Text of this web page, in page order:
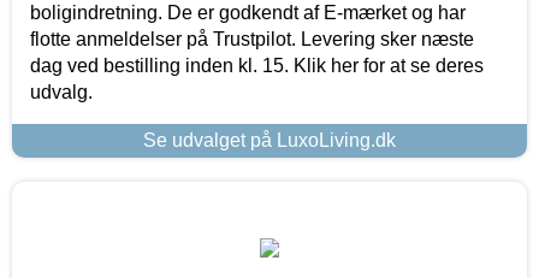
boligindretning. De er godkendt af E-mærket og har
flotte anmeldelser på Trustpilot. Levering sker næste
dag ved bestilling inden kl. 15. Klik her for at se deres
udvalg.
Se udvalget på LuxoLiving.dk